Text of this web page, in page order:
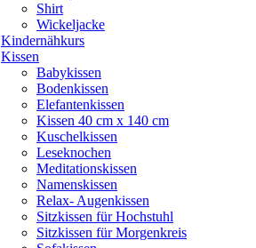
Shirt
Wickeljacke
Kindernähkurs
Kissen
Babykissen
Bodenkissen
Elefantenkissen
Kissen 40 cm x 140 cm
Kuschelkissen
Leseknochen
Meditationskissen
Namenskissen
Relax- Augenkissen
Sitzkissen für Hochstuhl
Sitzkissen für Morgenkreis